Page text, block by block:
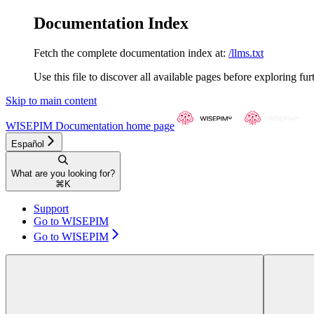
Documentation Index
Fetch the complete documentation index at: /llms.txt
Use this file to discover all available pages before exploring
Skip to main content
WISEPIM Documentation home page
Español
What are you looking for?
⌘ K
Support
Go to WISEPIM
Go to WISEPIM